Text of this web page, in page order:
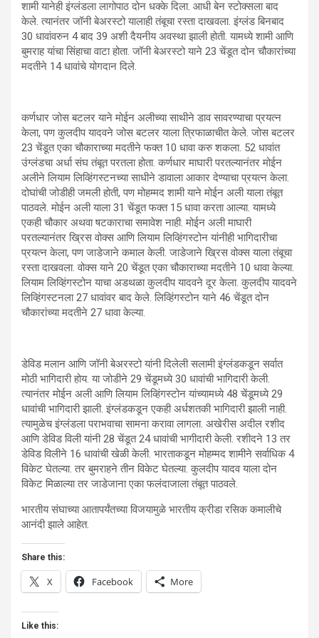
शामी यानेही इंग्लंडला लागोपाठ दोन धक्के दिला. आधी बेन स्टोक्सला बाद
केले. त्यानंतर जॉनी बेअरस्टो यालाही तंबूचा रस्ता दाखवला. इंग्लंड बिनबाद
30 धावांवरुन 4 बाद 39 अशी दैयनीय अवस्था झाली होती. यामध्ये शामी आणि
बुमराह यांचा सिंहाचा वाटा होता. जॉनी बेअरस्टो याने 23 चेंडूत दोन चौकारांच्या
मदतीने 14 धावांचे योगदान दिले.
कर्णधार जोस बटलर याने मोईन अलीच्या साथीने डाव सावरण्याचा प्रयत्न
केला, पण कुलदीप यादवने जोस बटलर याला त्रिफाळाचीत केले. जोस बटलर
23 चेंडूत एका चौकाराच्या मदतीने फक्त 10 धावा करु शकला. 52 धावांत
उंग्लंडचा अर्धा संघ तंबूत परतला होता. कर्णधार माघारी परतल्यानंतर मोईन
अलीने लियाम लिव्हिंगस्टनच्या साधीने डावाला आकार देण्याचा प्रयत्न केला.
दोघांची जोडीही जमली होती, पण मोहम्मद शामी याने मोईन अली याला तंबूत
पाठवले. मोईन अली याला 31 चेंडूत फक्त 15 धावा करता आल्या. यामध्ये
एकही चौकार अथवा षटकाराचा समावेश नाही. मोईन अली माघारी
परतल्यानंतर ख्रिस वोक्स आणि लियाम लिव्हिंगस्टोन यांनीही भागिदारीचा
प्रयत्न केला, पण जाडेजाने कमाल केली. जाडेजाने ख्रिस वोक्स याला तंबूचा
रस्ता दाखवला. वोक्स याने 20 चेंडूत एका चौकाराच्या मदतीने 10 धावा केल्या.
लियाम लिव्हिंगस्टोन याचा अडथळा कुलदीप यादवने दूर केला. कुलदीप यादवने
लिव्हिंगस्टनला 27 धावांवर बाद केले. लिव्हिंगस्टोन याने 46 चेंडूत दोन
चौकारांच्या मदतीने 27 धावा केल्या.
डेविड मलान आणि जॉनी बेअरस्टो यांनी दिलेली सलामी इंग्लंडकडून सर्वात
मोठी भागिदारी होय. या जोडीने 29 चेंडूमध्ये 30 धावांची भागिदारी केली.
त्यानंतर मोईन अली आणि लियाम लिव्हिंगस्टोन यांच्यामध्ये 48 चेंडूमध्ये 29
धावांची भागिदारी झाली. इंग्लंडकडून एकही अर्धशतकी भागिदारी झाली नाही.
त्यामुळेच इंग्लंडला पराभवाचा सामना करावा लागला. अखेरीस अदील रशीद
आणि डेविड विली यांनी 28 चेंडूत 24 धावांची भागीदारी केली. रशीदने 13 तर
डेविड विलीने 16 धावांची खेळी केली. भारताकडून मोहम्मद शामीने सर्वाधिक 4
विकेट घेतल्या. तर बुमराहने तीन विकेट घेतल्या. कुलदीप यादव याला दोन
विकेट मिळाल्या तर जाडेजाना एका फलंदाजाला तंबूत पाठवले.
भारतीय संघाच्या आतापर्यंतच्या विजयामुळे भारतीय क्रीडा रसिक कमालीचे
आनंदी झाले आहेत.
Share this:
X Facebook More
Like this: